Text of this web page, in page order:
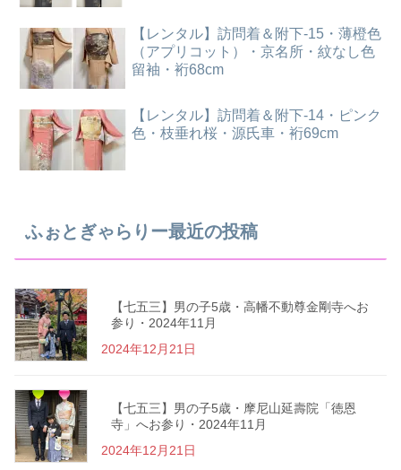
【レンタル】訪問着＆附下-15・薄橙色
（アプリコット）・京名所・紋なし色
留袖・裄68cm
【レンタル】訪問着＆附下-14・ピンク
色・枝垂れ桜・源氏車・裄69cm
ふぉとぎゃらりー最近の投稿
【七五三】男の子5歳・高幡不動尊金剛寺へお
参り・2024年11月
2024年12月21日
【七五三】男の子5歳・摩尼山延壽院「徳恩
寺」へお参り・2024年11月
2024年12月21日